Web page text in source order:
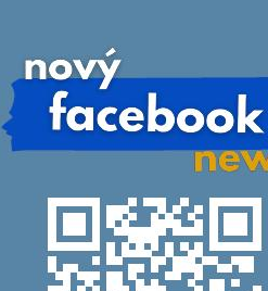
Analytické
cookies nám
umožňují
měření
výkonu
a našich
reklamních
kampaní.